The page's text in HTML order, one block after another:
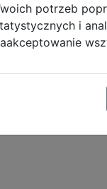
potrzeb
i